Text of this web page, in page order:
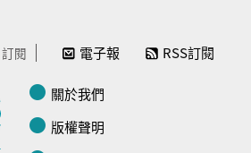
訂閱 電子報 RSS訂閱
關於我們
版權聲明